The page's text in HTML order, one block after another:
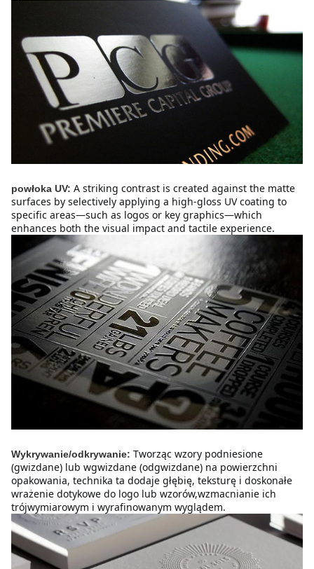
powłoka UV: A striking contrast is created against the matte
surfaces by selectively applying a high-gloss UV coating to
specific areas—such as logos or key graphics—which
enhances both the visual impact and tactile experience.
Wykrywanie/odkrywanie: Tworząc wzory podniesione
(gwizdane) lub wgwizdane (odgwizdane) na powierzchni
opakowania, technika ta dodaje głębię, teksturę i doskonałe
wrażenie dotykowe do logo lub wzorów,wzmacnianie ich
trójwymiarowym i wyrafinowanym wyglądem.